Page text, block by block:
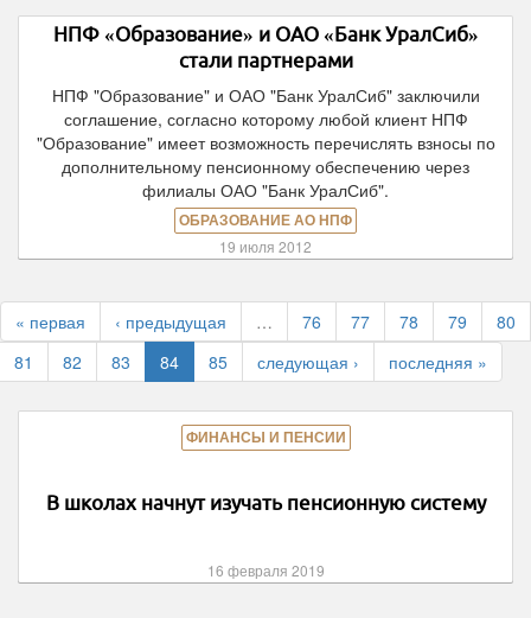
НПФ «Образование» и ОАО «Банк УралСиб»
стали партнерами
НПФ "Образование" и ОАО "Банк УралСиб" заключили
соглашение, согласно которому любой клиент НПФ
"Образование" имеет возможность перечислять взносы по
дополнительному пенсионному обеспечению через
филиалы ОАО "Банк УралСиб".
ОБРАЗОВАНИЕ АО НПФ
19 июля 2012
« первая ‹ предыдущая … 76 77 78 79
80
81
82 83 84 85 следующая › последняя »
ФИНАНСЫ И ПЕНСИИ
В школах начнут изучать пенсионную систему
16 февраля 2019